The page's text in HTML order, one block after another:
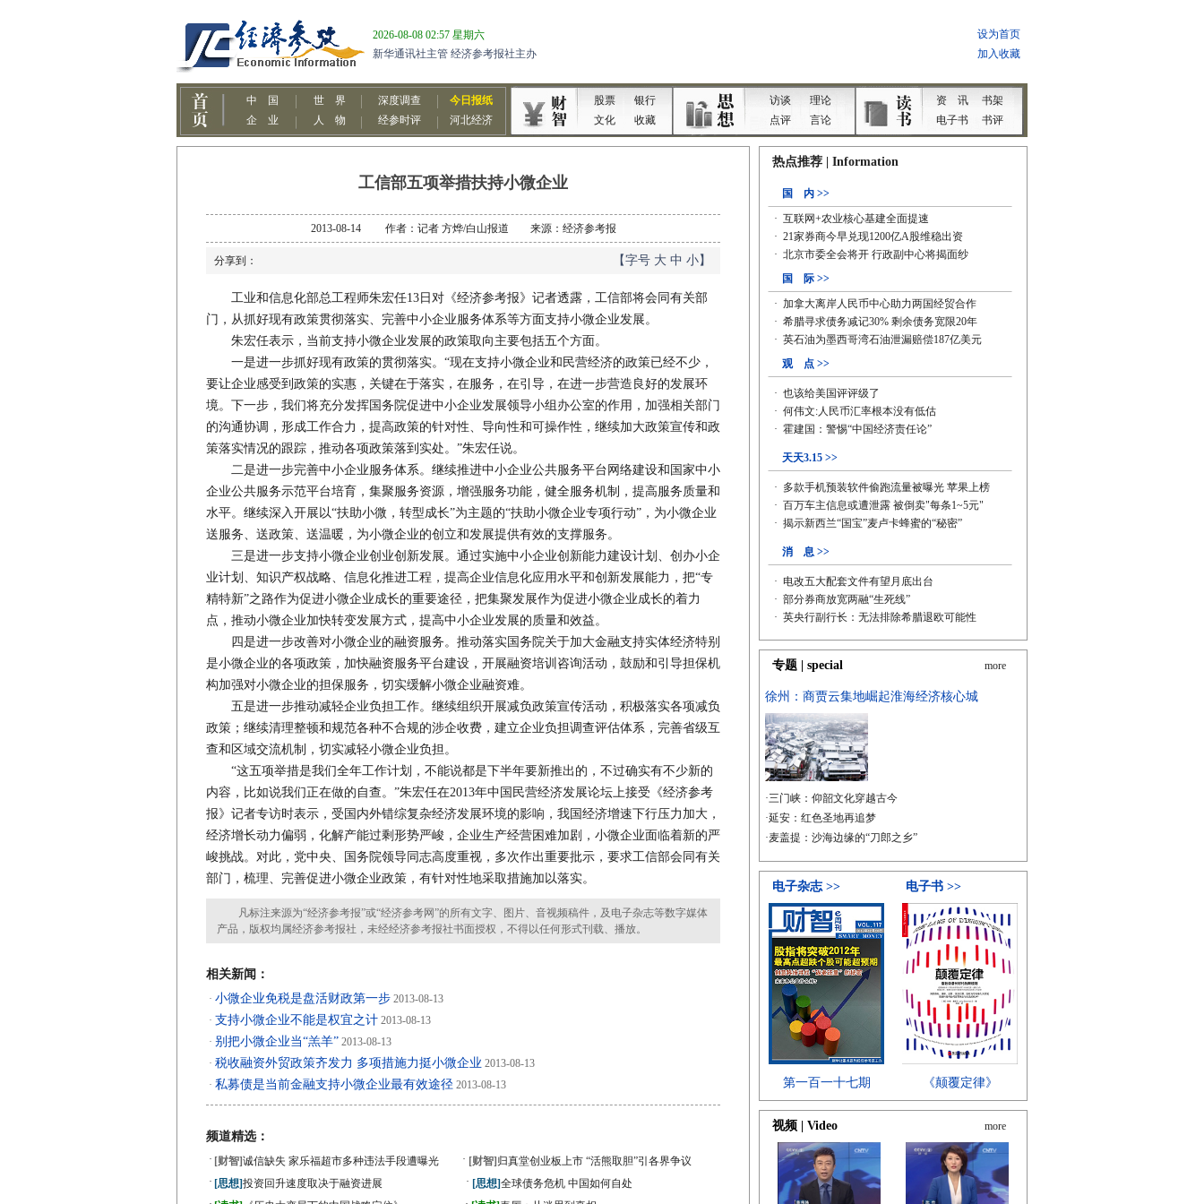
工信部五项举措扶持小微企业
2013-08-14 作者：记者 方烨/白山报道 来源：经济参考报
分享到： 【字号 大 中 小】
工业和信息化部总工程师朱宏任13日对《经济参考报》记者透露，工信部将会同有关部
门，从抓好现有政策贯彻落实、完善中小企业服务体系等方面支持小微企业发展。
朱宏任表示，当前支持小微企业发展的政策取向主要包括五个方面。
一是进一步抓好现有政策的贯彻落实。“现在支持小微企业和民营经济的政策已经不少，
要让企业感受到政策的实惠，关键在于落实，在服务，在引导，在进一步营造良好的发展环
境。下一步，我们将充分发挥国务院促进中小企业发展领导小组办公室的作用，加强相关部门
的沟通协调，形成工作合力，提高政策的针对性、导向性和可操作性，继续加大政策宣传和政
策落实情况的跟踪，推动各项政策落到实处。”朱宏任说。
二是进一步完善中小企业服务体系。继续推进中小企业公共服务平台网络建设和国家中小
企业公共服务示范平台培育，集聚服务资源，增强服务功能，健全服务机制，提高服务质量和
水平。继续深入开展以“扶助小微，转型成长”为主题的“扶助小微企业专项行动”，为小微企业
送服务、送政策、送温暖，为小微企业的创立和发展提供有效的支撑服务。
三是进一步支持小微企业创业创新发展。通过实施中小企业创新能力建设计划、创办小企
业计划、知识产权战略、信息化推进工程，提高企业信息化应用水平和创新发展能力，把“专
精特新”之路作为促进小微企业成长的重要途径，把集聚发展作为促进小微企业成长的着力
点，推动小微企业加快转变发展方式，提高中小企业发展的质量和效益。
四是进一步改善对小微企业的融资服务。推动落实国务院关于加大金融支持实体经济特别
是小微企业的各项政策，加快融资服务平台建设，开展融资培训咨询活动，鼓励和引导担保机
构加强对小微企业的担保服务，切实缓解小微企业融资难。
五是进一步推动减轻企业负担工作。继续组织开展减负政策宣传活动，积极落实各项减负
政策；继续清理整顿和规范各种不合规的涉企收费，建立企业负担调查评估体系，完善省级互
查和区域交流机制，切实减轻小微企业负担。
“这五项举措是我们全年工作计划，不能说都是下半年要新推出的，不过确实有不少新的
内容，比如说我们正在做的自查。”朱宏任在2013年中国民营经济发展论坛上接受《经济参考
报》记者专访时表示，受国内外错综复杂经济发展环境的影响，我国经济增速下行压力加大，
经济增长动力偏弱，化解产能过剩形势严峻，企业生产经营困难加剧，小微企业面临着新的严
峻挑战。对此，党中央、国务院领导同志高度重视，多次作出重要批示，要求工信部会同有关
部门，梳理、完善促进小微企业政策，有针对性地采取措施加以落实。
凡标注来源为“经济参考报”或“经济参考网”的所有文字、图片、音视频稿件，及电子杂志等数字媒体
产品，版权均属经济参考报社，未经经济参考报社书面授权，不得以任何形式刊载、播放。
相关新闻：
· 小微企业免税是盘活财政第一步 2013-08-13
· 支持小微企业不能是权宜之计 2013-08-13
· 别把小微企业当“羔羊” 2013-08-13
· 税收融资外贸政策齐发力 多项措施力挺小微企业 2013-08-13
· 私募债是当前金融支持小微企业最有效途径 2013-08-13
频道精选：
· [财智]诚信缺失 家乐福超市多种违法手段遭曝光 · [财智] 归真堂创业板上市 “活熊取胆”引各界争议
· [思想]投资回升速度取决于融资进展 · [思想]全球债务危机 中国如何自处